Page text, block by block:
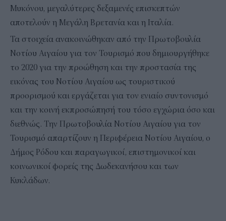
Μυκόνου, μεγαλύτερες δεξαμενές επισκεπτών
αποτελούν η Μεγάλη Βρετανία και η Ιταλία.
Τα στοιχεία ανακοινώθηκαν από την Πρωτοβουλία
Νοτίου Αιγαίου για τον Τουρισμό που δημιουργήθηκε
το 2020 για την προώθηση και την προστασία της
εικόνας του Νοτίου Αιγαίου ως τουριστικού
προορισμού και εργάζεται για τον ενιαίο συντονισμό
και την κοινή εκπροσώπησή του τόσο εγχώρια όσο και
διεθνώς. Την Πρωτοβουλία Νοτίου Αιγαίου για τον
Τουρισμό απαρτίζουν η Περιφέρεια Νοτίου Αιγαίου, ο
Δήμος Ρόδου και παραγωγικοί, επιστημονικοί και
κοινωνικοί φορείς της Δωδεκανήσου και των
Κυκλάδων.